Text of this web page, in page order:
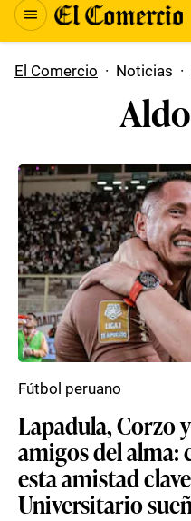
El Comercio · Noticias ·
Lapadula, Corzo
amigos del alma:
esta amistad
Universitario
Fútbol peruano